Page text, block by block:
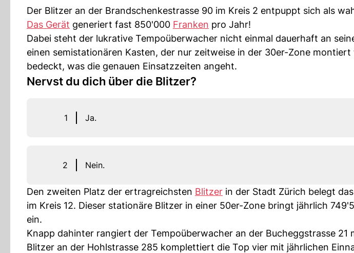
Der Blitzer an der Brandschenkestrasse 90 im Kreis 2 entpuppt sich als
Das Gerät generiert fast 850'000 Franken pro Jahr!
Dabei steht der lukrative Tempoüberwacher nicht einmal dauerhaft an
einen semistationären Kasten, der nur zeitweise in der 30er-Zone
bedeckt, was die genauen Einsatzzeiten angeht.
Nervst du dich über die Blitzer?
1 Ja.
2 Nein.
Den zweiten Platz der ertragreichsten Blitzer in der Stadt Zürich belegt
im Kreis 12. Dieser stationäre Blitzer in einer 50er-Zone bringt jährlich
ein.
Knapp dahinter rangiert der Tempoüberwacher an der Bucheggstrasse 21
Blitzer an der Hohlstrasse 285 komplettiert die Top vier mit jährlichen